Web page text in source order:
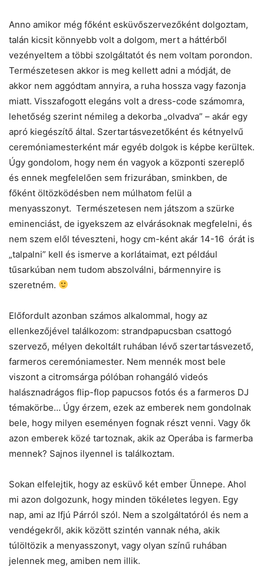
Anno amikor még főként esküvőszervezőként dolgoztam,
talán kicsit könnyebb volt a dolgom, mert a háttérből
vezényeltem a többi szolgáltatót és nem voltam porondon.
Természetesen akkor is meg kellett adni a módját, de
akkor nem aggódtam annyira, a ruha hossza vagy fazonja
miatt. Visszafogott elegáns volt a dress-code számomra,
lehetőség szerint némileg a dekorba „olvadva” – akár egy
apró kiegészítő által. Szertartásvezetőként és kétnyelvű
ceremóniamesterként már egyéb dolgok is képbe kerültek.
Úgy gondolom, hogy nem én vagyok a központi szereplő
és ennek megfelelően sem frizurában, sminkben, de
főként öltözködésben nem múlhatom felül a
menyasszonyt. Természetesen nem játszom a szürke
eminenciást, de igyekszem az elvárásoknak megfelelni, és
nem szem elől téveszteni, hogy cm-ként akár 14-16 órát is
„talpalni” kell és ismerve a korlátaimat, ezt például
tűsarkúban nem tudom abszolválni, bármennyire is
szeretném.
Előfordult azonban számos alkalommal, hogy az
ellenkezőjével találkozom: strandpapucsban csattogó
szervező, mélyen dekoltált ruhában lévő szertartásvezető,
farmeros ceremóniamester. Nem mennék most bele
viszont a citromsárga pólóban rohangáló videós
halásznadrágos flip-flop papucsos fotós és a farmeros DJ
témakörbe… Úgy érzem, ezek az emberek nem gondolnak
bele, hogy milyen eseményen fognak részt venni. Vagy ők
azon emberek közé tartoznak, akik az Operába is farmerba
mennek? Sajnos ilyennel is találkoztam.
Sokan elfelejtik, hogy az esküvő két ember Ünnepe. Ahol
mi azon dolgozunk, hogy minden tökéletes legyen. Egy
nap, ami az Ifjú Párról szól. Nem a szolgáltatóról és nem a
vendégekről, akik között szintén vannak néha, akik
túlöltözik a menyasszonyt, vagy olyan színű ruhában
jelennek meg, amiben nem illik.